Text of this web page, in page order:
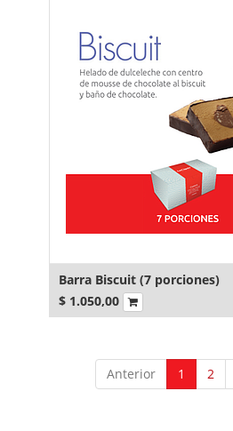
Barra Biscuit (7 porciones)
$ 1.050,00
Anterior 1 2